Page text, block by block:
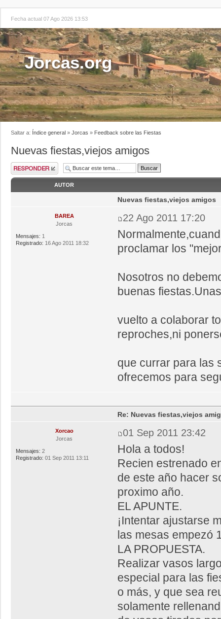
Fecha actual 07 Ago 2026 13:53
Jorcas.org
Saltar a: Índice general » Jorcas » Feedback sobre las Fiestas
Nuevas fiestas,viejos amigos
AUTOR
BAREA
Jorcas
Mensajes: 1
Registrado: 16 Ago 2011 18:32
Nuevas fiestas,viejos amigos
22 Ago 2011 17:20
proclamar los
Nosotros no
buenas
vuelto a colaborar
reproches,ni
que currar para las
ofrecemos para
Xorcao
Jorcas
Mensajes: 2
Registrado: 01 Sep 2011 13:11
Re: Nuevas fiestas,viejos
01 Sep 2011 23:42
Hola a todos!
Recien estrenado
de este año hacer
proximo año.
EL APUNTE.
¡Intentar ajustarse
las mesas empezó
LA PROPUESTA.
Realizar vasos
especial para las
o más, y que sea
solamente